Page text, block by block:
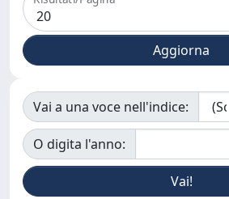
Vai a una voce nell'indice:
O digita l'anno: